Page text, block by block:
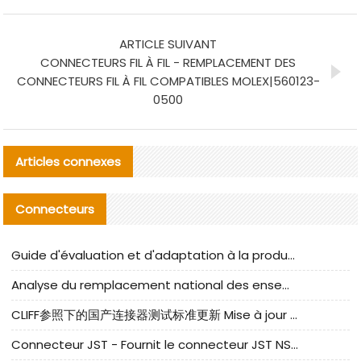
ARTICLE SUIVANT
CONNECTEURS FIL À FIL - REMPLACEMENT DES
CONNECTEURS FIL À FIL COMPATIBLES MOLEX|560123-
0500
Articles connexes
Connecteurs
Guide d'évaluation et d'adaptation à la production des composants de câbles nationaux CNC Tech
Analyse du remplacement national des ensembles de câbles à fréquence élevée I-PEX
CLIFF参照下的国产连接器测试标准更新 Mise à jour des normes de test des connecteurs nationaux sous la référence CLIFF
Connecteur JST - Fournit le connecteur JST NSHR-02V-S original | Équivalent